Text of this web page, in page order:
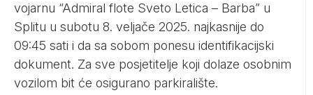
vojarnu “Admiral flote Sveto Letica – Barba” u
Splitu u subotu 8. veljače 2025. najkasnije do
09:45 sati i da sa sobom ponesu identifikacijski
dokument. Za sve posjetitelje koji dolaze osobnim
vozilom bit će osigurano parkiralište.